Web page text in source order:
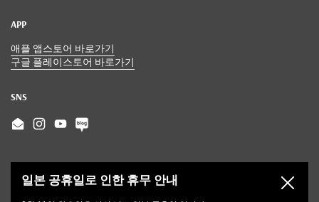
APP
애플 앱스토어 바로가기
구글 플레이스토어 바로가기
SNS
EmailInstagram
YouTube
일본 공휴일로 인한 휴무 안내 닫기